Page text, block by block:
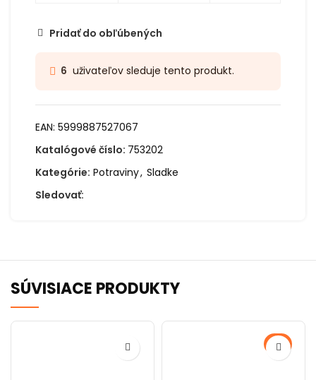
Pridať do obľúbených
6 uživateľov sleduje tento produkt.
EAN: 5999887527067
Katalógové číslo: 753202
Kategórie: Potraviny, Sladke
Sledovať:
SÚVISIACE PRODUKTY
-19%